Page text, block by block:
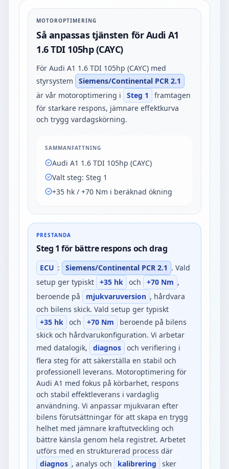
MOTOROPTIMERING
Så anpassas tjänsten för Audi A1
1.6 TDI 105hp (CAYC)
För Audi A1 1.6 TDI 105hp (CAYC) med
styrsystem
Siemens/Continental PCR 2.1
är vår motoroptimering i
Steg 1
framtagen
för starkare respons, jämnare effektkurva
och trygg vardagskörning.
SAMMANFATTNING
Audi A1 1.6 TDI 105hp (CAYC)
Valt steg: Steg 1
+35 hk / +70 Nm i beräknad ökning
PRESTANDA
Steg 1 för bättre respons och drag
ECU : Siemens/Continental PCR 2.1 . Vald
setup ger typiskt +35 hk och +70 Nm ,
beroende på
mjukvaruversion , hårdvara
och bilens skick. Vald setup ger typiskt
+35 hk och +70 Nm
beroende på bilens
skick och hårdvarukonfiguration. Vi arbetar
med datalogik,
diagnos och verifiering i
flera steg för att säkerställa en stabil och
professionell leverans. Motoroptimering för
Audi A1 med fokus på körbarhet, respons
och stabil effektleverans i vardaglig
användning. Vi anpassar mjukvaran efter
bilens förutsättningar för att skapa en trygg
helhet med jämnare kraftutveckling och
bättre känsla genom hela registret. Arbetet
utförs med en strukturerad process där
diagnos , analys och kalibrering
sker